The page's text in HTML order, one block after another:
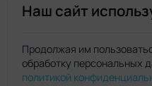
Нейро.топ
Наш сайт
Продолжая им
обработку персональных
политикой